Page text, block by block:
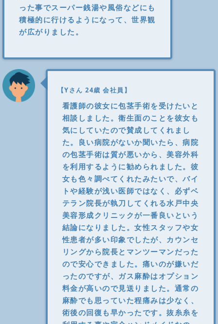
った事でスーパー銭湯や風俗などにも
積極的に行けるようになって、世界観
が広がりました。
【Yさん 24歳 会社員】
看護師の彼女に包茎手術を受けたいと
相談しました。衛生面のことを彼女も
気にしていたので賛成してくれまし
た。良い病院がないか聞いたら、病院
の包茎手術は質が悪いから、美容外科
を利用するように勧められました。彼
女も色々調べてくれたみたいで、バイ
トや経験が浅い医師ではなく、必ずベ
テラン院長が執刀してくれる水戸中央
美容形成クリニックが一番良いという
結論になりました。女性スタッフや女
性患者が多い印象でしたが、カウンセ
リングから院長とマンツーマンだった
ので安心できました。痛いのが嫌いだ
ったのですが、ガス麻酔はオプション
料金が高いので見送りました。通常の
麻酔でも思っていた程痛みは少なく、
術後の回復も早かったです。抜糸糸を